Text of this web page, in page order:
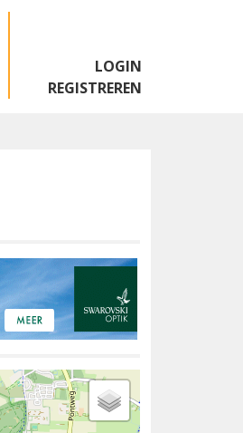
LOGIN
REGISTREREN